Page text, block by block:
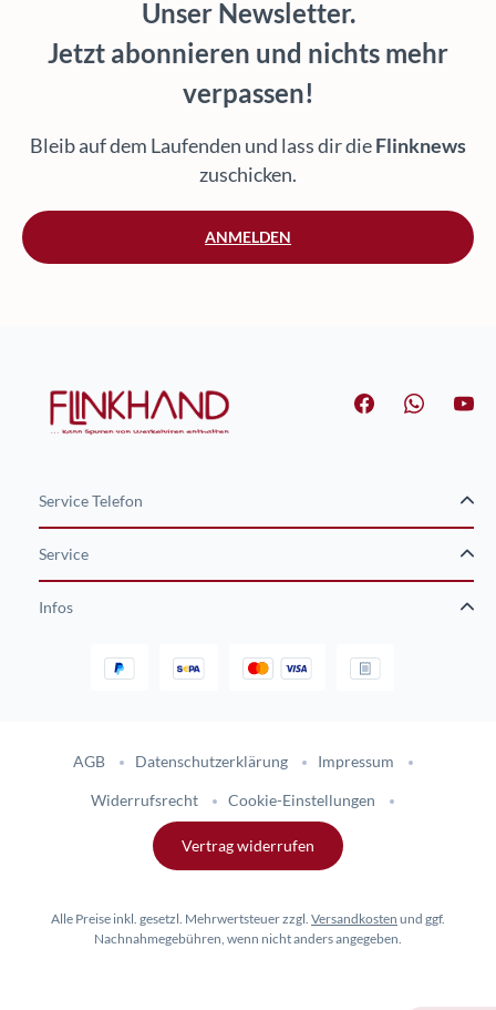
Unser Newsletter.
Jetzt abonnieren und nichts mehr
verpassen!
Bleib auf dem Laufenden und lass dir dieFlinknews
zuschicken.
ANMELDEN
Service Telefon
Service
Infos
AGB Datenschutzerklärung Impressum
Widerrufsrecht Cookie-Einstellungen
Vertrag widerrufen
Alle Preise inkl. gesetzl. Mehrwertsteuer zzgl. Versandkosten und ggf.
Nachnahmegebühren, wenn nicht anders angegeben.
Gestaltung und Umsetzung des Online-Shops flinkhand-shop.de